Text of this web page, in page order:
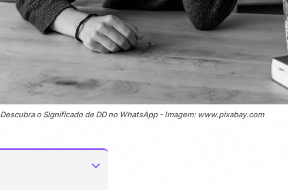
Descubra o Significado de DD no WhatsApp - Imagem: www.pixabay.com